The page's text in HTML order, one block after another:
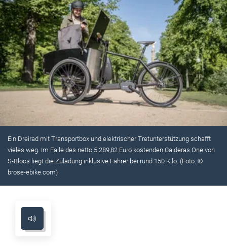
Ein Dreirad mit Transportbox und elektrischer Tretunterstützung schafft
vieles weg. Im Falle des netto 5.289,82 Euro kostenden Calderas One von
S-Blocs liegt die Zuladung inklusive Fahrer bei rund 150 Kilo. (Foto: ©
brose-ebike.com)